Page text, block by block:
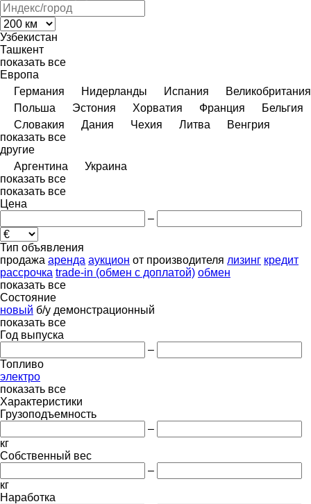
Узбекистан
Ташкент
показать все
Европа
Германия
Нидерланды Испания
Великобритания
Польша
Эстония Хорватия Франция
Бельгия
Словакия
Дания Чехия Литва
Венгрия
показать все
другие
Аргентина
Украина
показать все
показать все
Цена
–
Тип объявления
продажа аренда аукцион от производителя лизинг кредит
рассрочка trade-in (обмен с доплатой) обмен
показать все
Состояние
новый б/у демонстрационный
показать все
Год выпуска
–
Топливо
электро
показать все
Характеристики
Грузоподъемность
–
кг
Собственный вес
–
кг
Наработка